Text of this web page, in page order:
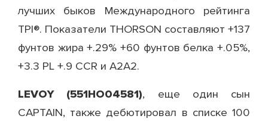
лучших быков Международного рейтинга
TPI®. Показатели THORSON составляют +137
фунтов жира +.29% +60 фунтов белка +.05%,
+3.3 PL +.9 CCR и A2A2.
LEVOY (551HO04581), еще один сын
CAPTAIN, также дебютировал в списке 100